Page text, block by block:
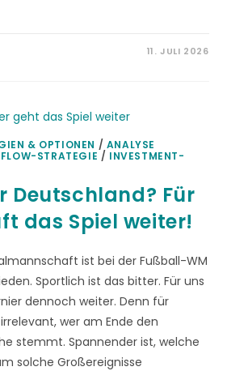
11. JULI 2026
& OPTIONEN / ANALYSE
STRATEGIE / INVESTMENT-
Deutschland? Für
das Spiel weiter!
ist bei der Fußball-WM
Sportlich ist das bitter. Für uns
dennoch weiter. Denn für
wer am Ende den
stemmt. Spannender ist, welche
solche Großereignisse